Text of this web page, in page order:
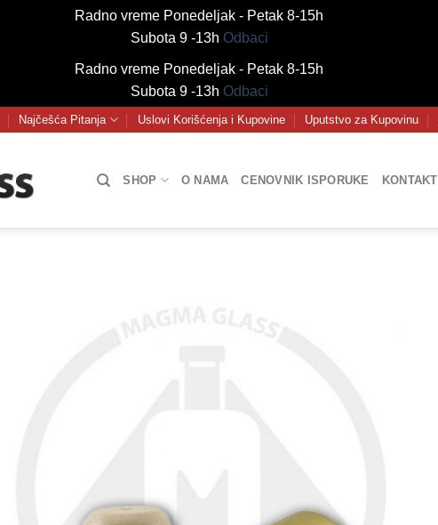
Radno vreme Ponedeljak - Petak 8-15h
Subota 9 -13h Odbaci
Radno vreme Ponedeljak - Petak 8-15h
Subota 9 -13h Odbaci
Najčešća Pitanja Uslovi Korišćenja i Kupovine Uputstvo za Kupovinu
SHOP O NAMA CENOVNIK ISPORUKE KONTAKT